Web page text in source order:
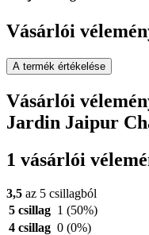
Vásárlói
A termék értékelése
Vásárlói
Jardin Jaipur
1 vásárlói
3,5 az 5 csillagból
5 csillag 1 (50%)
4 csillag 0 (0%)